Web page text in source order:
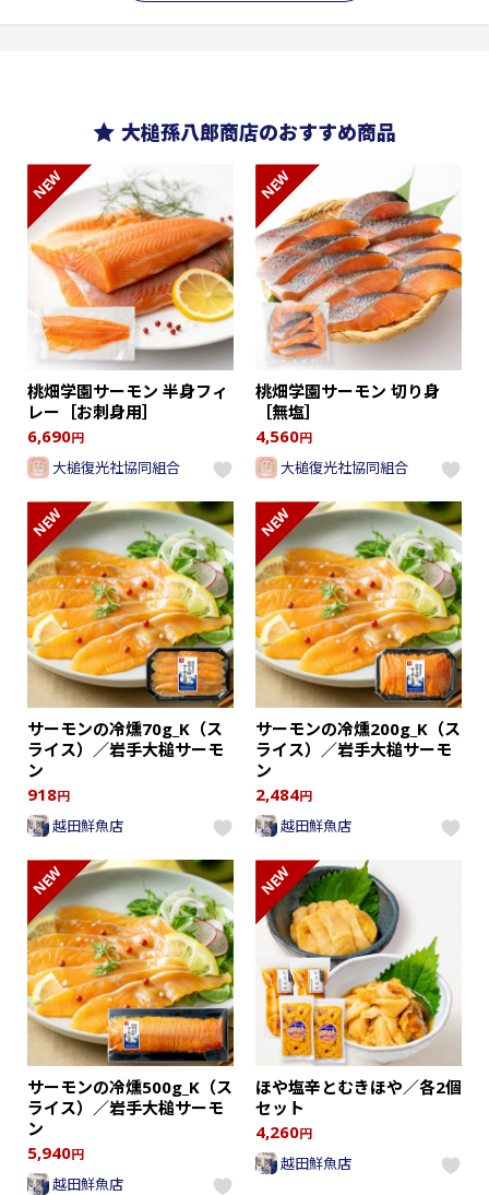
大槌孫八郎商店のおすすめ商品
NEW
桃畑学園サーモン 半身フィ
レー［お刺身用］
6,690円
大槌復光社協同組合
NEW
桃畑学園サーモン 切り身
［無塩］
4,560円
大槌復光社協同組合
NEW
サーモンの冷燻70g_K（ス
ライス）／岩手大槌サーモ
ン
918円
越田鮮魚店
NEW
サーモンの冷燻200g_K（ス
ライス）／岩手大槌サーモ
ン
2,484円
越田鮮魚店
NEW
サーモンの冷燻500g_K（ス
ライス）／岩手大槌サーモ
ン
5,940円
越田鮮魚店
NEW
ほや塩辛とむきほや／各2個
セット
4,260円
越田鮮魚店